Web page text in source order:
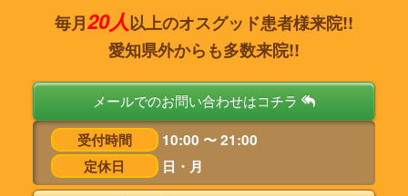
毎月20人以上のオスグッド患者様来院!!
愛知県外からも多数来院!!
メールでのお問い合わせはコチラ
受付時間
10:00 〜 21:00
定休日
日・月